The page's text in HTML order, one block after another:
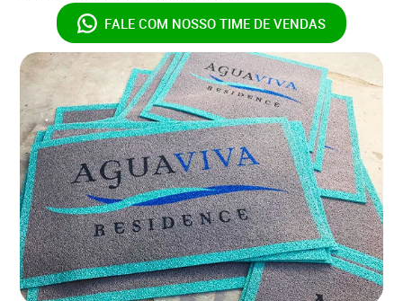
FALE COM NOSSO TIME DE VENDAS